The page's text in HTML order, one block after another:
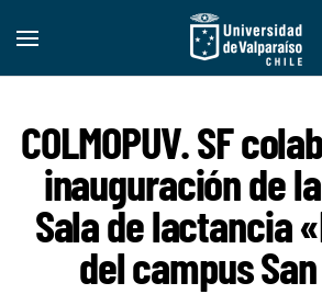
COLMOPUV. SF
inauguración de
Sala de lactancia
del campus